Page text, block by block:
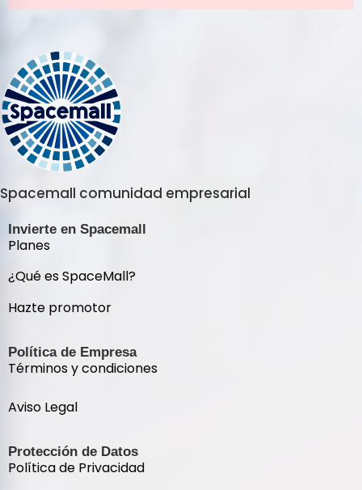
Spacemall comunidad empresarial
Invierte en Spacemall
Planes
¿Qué es SpaceMall?
Hazte promotor
Política de Empresa
Términos y condiciones
Aviso Legal
Protección de Datos
Política de Privacidad